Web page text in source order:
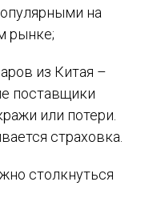
на
рынке;
из Китая –
поставщики
или потери.
страховка.
столкнуться